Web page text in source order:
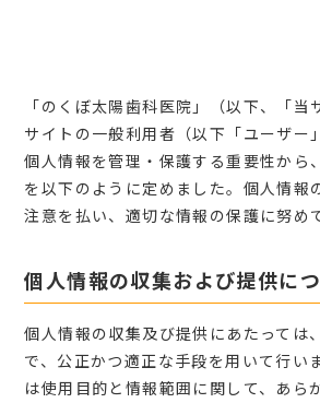
「のくぼ太陽歯科医院」（以下、「当
サイトの一般利用者（以下「ユーザー
個人情報を管理・保護する重要性から
を以下のように定めました。個人情報
注意を払い、適切な情報の保護に努め
個人情報の収集および提供に
個人情報の収集及び提供にあたっては
で、公正かつ適正な手段を用いて行い
は使用目的と情報範囲に関して、あら